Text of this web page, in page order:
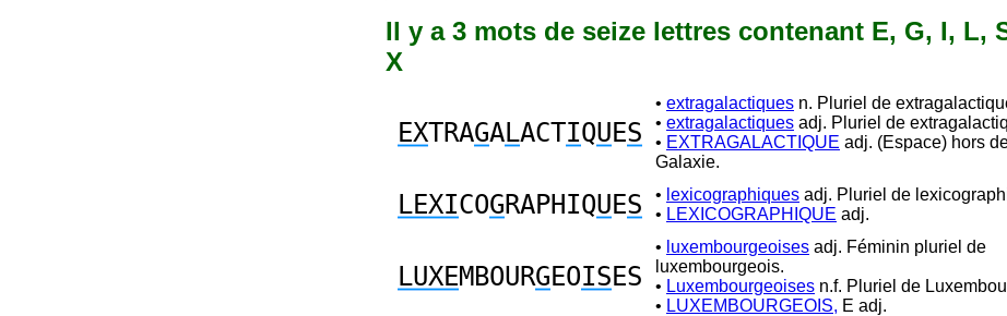
Il y a 3 mots de seize lettres contenant E, G, I, L,
X
EXTRAGALACTIQUES
• extragalactiques n. Pluriel de
• extragalactiques adj. Pluriel de
• EXTRAGALACTIQUE adj. (Espace) hors
Galaxie.
LEXICOGRAPHIQUES • lexicographiques adj. Pluriel de
• LEXICOGRAPHIQUE adj.
LUXEMBOURGEOISES
• luxembourgeoises adj. Féminin pluriel de
luxembourgeois.
• Luxembourgeoises n.f. Pluriel de
• LUXEMBOURGEOIS, E adj.